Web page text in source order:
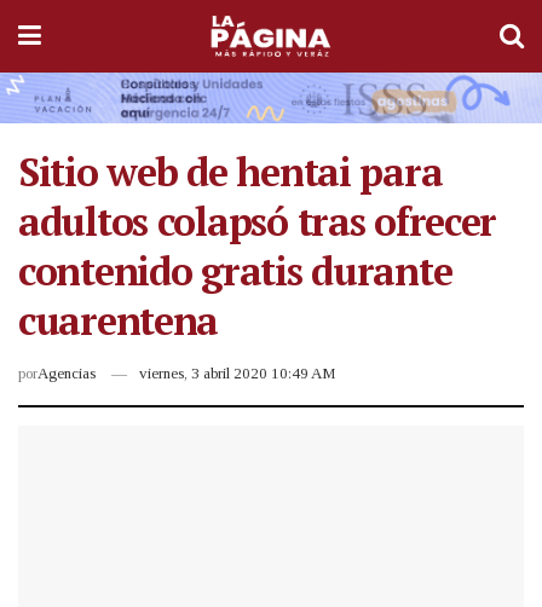
Sitio web de hentai para
adultos colapsó tras ofrecer
contenido gratis durante
cuarentena
porAgencias viernes, 3 abril 2020 10:49 AM